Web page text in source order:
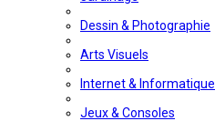
Dessin & Photographie
Arts Visuels
Internet & Informatique
Jeux & Consoles